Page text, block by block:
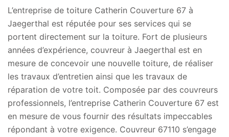
L’entreprise de toiture Catherin Couverture 67 à
Jaegerthal est réputée pour ses services qui se
portent directement sur la toiture. Fort de plusieurs
années d’expérience, couvreur à Jaegerthal est en
mesure de concevoir une nouvelle toiture, de réaliser
les travaux d’entretien ainsi que les travaux de
réparation de votre toit. Composée par des couvreurs
professionnels, l’entreprise Catherin Couverture 67 est
en mesure de vous fournir des résultats impeccables
répondant à votre exigence. Couvreur 67110 s’engage